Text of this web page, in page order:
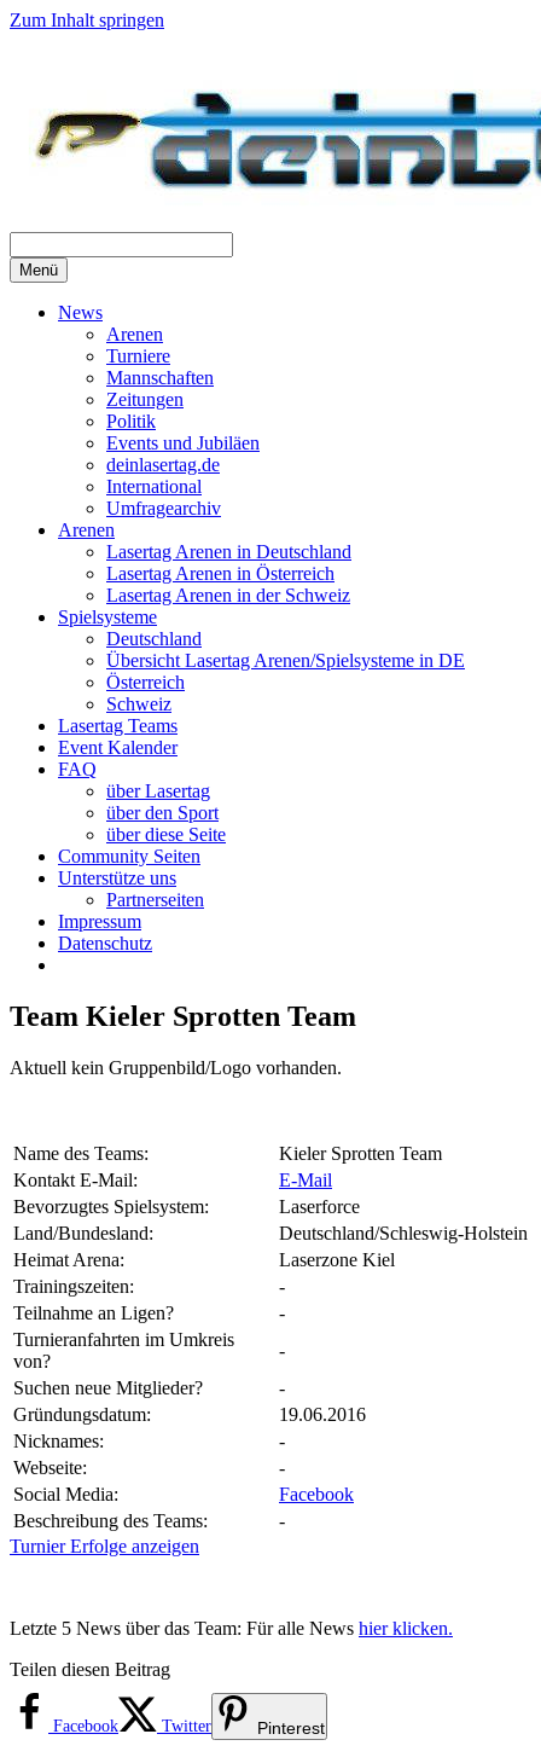
Zum Inhalt springen
Menü
News
Arenen
Turniere
Mannschaften
Zeitungen
Politik
Events und Jubiläen
deinlasertag.de
International
Umfragearchiv
Arenen
Lasertag Arenen in Deutschland
Lasertag Arenen in Österreich
Lasertag Arenen in der Schweiz
Spielsysteme
Deutschland
Übersicht Lasertag Arenen/Spielsysteme in DE
Österreich
Schweiz
Lasertag Teams
Event Kalender
FAQ
über Lasertag
über den Sport
über diese Seite
Community Seiten
Unterstütze uns
Partnerseiten
Impressum
Datenschutz
Team Kieler Sprotten Team
Aktuell kein Gruppenbild/Logo vorhanden.
Name des Teams:
Kieler Sprotten Team
Kontakt E-Mail:
E-Mail
Bevorzugtes Spielsystem:
Laserforce
Land/Bundesland:
Deutschland/Schleswig-Holstein
Heimat Arena:
Laserzone Kiel
Trainingszeiten:
-
Teilnahme an Ligen?
-
Turnieranfahrten im Umkreis
von?
-
Suchen neue Mitglieder?
-
Gründungsdatum:
19.06.2016
Nicknames:
-
Webseite:
-
Social Media:
Facebook
Beschreibung des Teams:
-
Turnier Erfolge anzeigen
Letzte 5 News über das Team: Für alle News hier klicken.
Teilen diesen Beitrag
Facebook Twitter Pinterest